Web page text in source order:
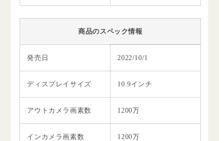
商品のスペック情報
発売日 2022/10/1
ディスプレイサイズ 10.9インチ
アウトカメラ画素数 1200万
インカメラ画素数 1200万